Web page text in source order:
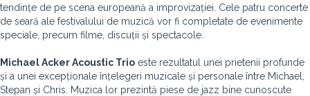
tendințe de pe scena europeană a improvizației. Cele patru concerte
de seară ale festivalului de muzică vor fi completate de evenimente
speciale, precum filme, discuții și spectacole.
Michael Acker Acoustic Trio este rezultatul unei prietenii profunde
și a unei excepționale înțelegeri muzicale și personale între Michael,
Stepan și Chris. Muzica lor prezintă piese de jazz bine cunoscute